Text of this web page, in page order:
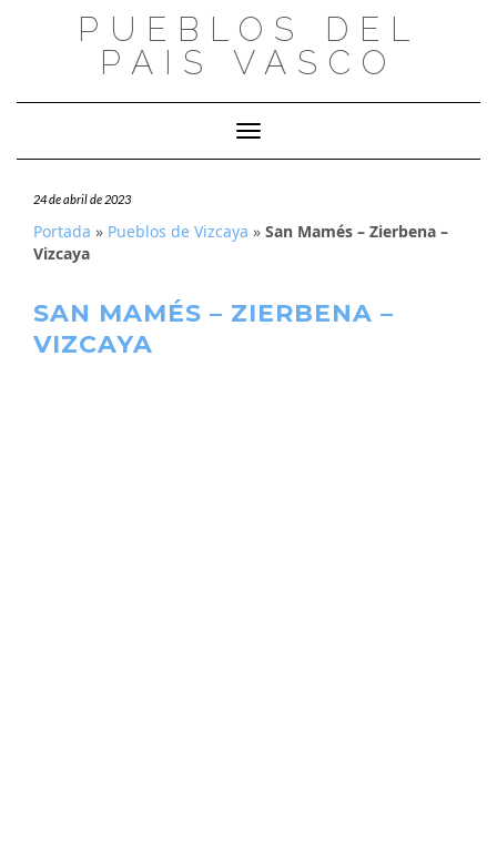
PUEBLOS DEL
PAIS VASCO
Cambiar modo de navegación
24 de abril de 2023
Portada » Pueblos de Vizcaya » San Mamés – Zierbena –
Vizcaya
SAN MAMÉS – ZIERBENA –
VIZCAYA